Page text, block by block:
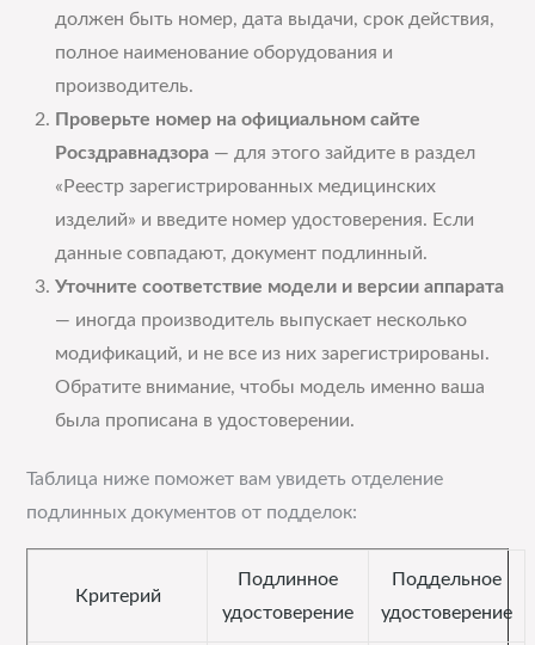
должен быть номер, дата выдачи, срок действия,
полное наименование оборудования и
производитель.
Проверьте номер на официальном сайте
Росздравнадзора — для этого зайдите в раздел
«Реестр зарегистрированных медицинских
изделий» и введите номер удостоверения. Если
данные совпадают, документ подлинный.
Уточните соответствие модели и версии аппарата
— иногда производитель выпускает несколько
модификаций, и не все из них зарегистрированы.
Обратите внимание, чтобы модель именно ваша
была прописана в удостоверении.
Таблица ниже поможет вам увидеть отделение
подлинных документов от подделок:
Критерий
Подлинное
удостоверение
Поддельное
удостоверение